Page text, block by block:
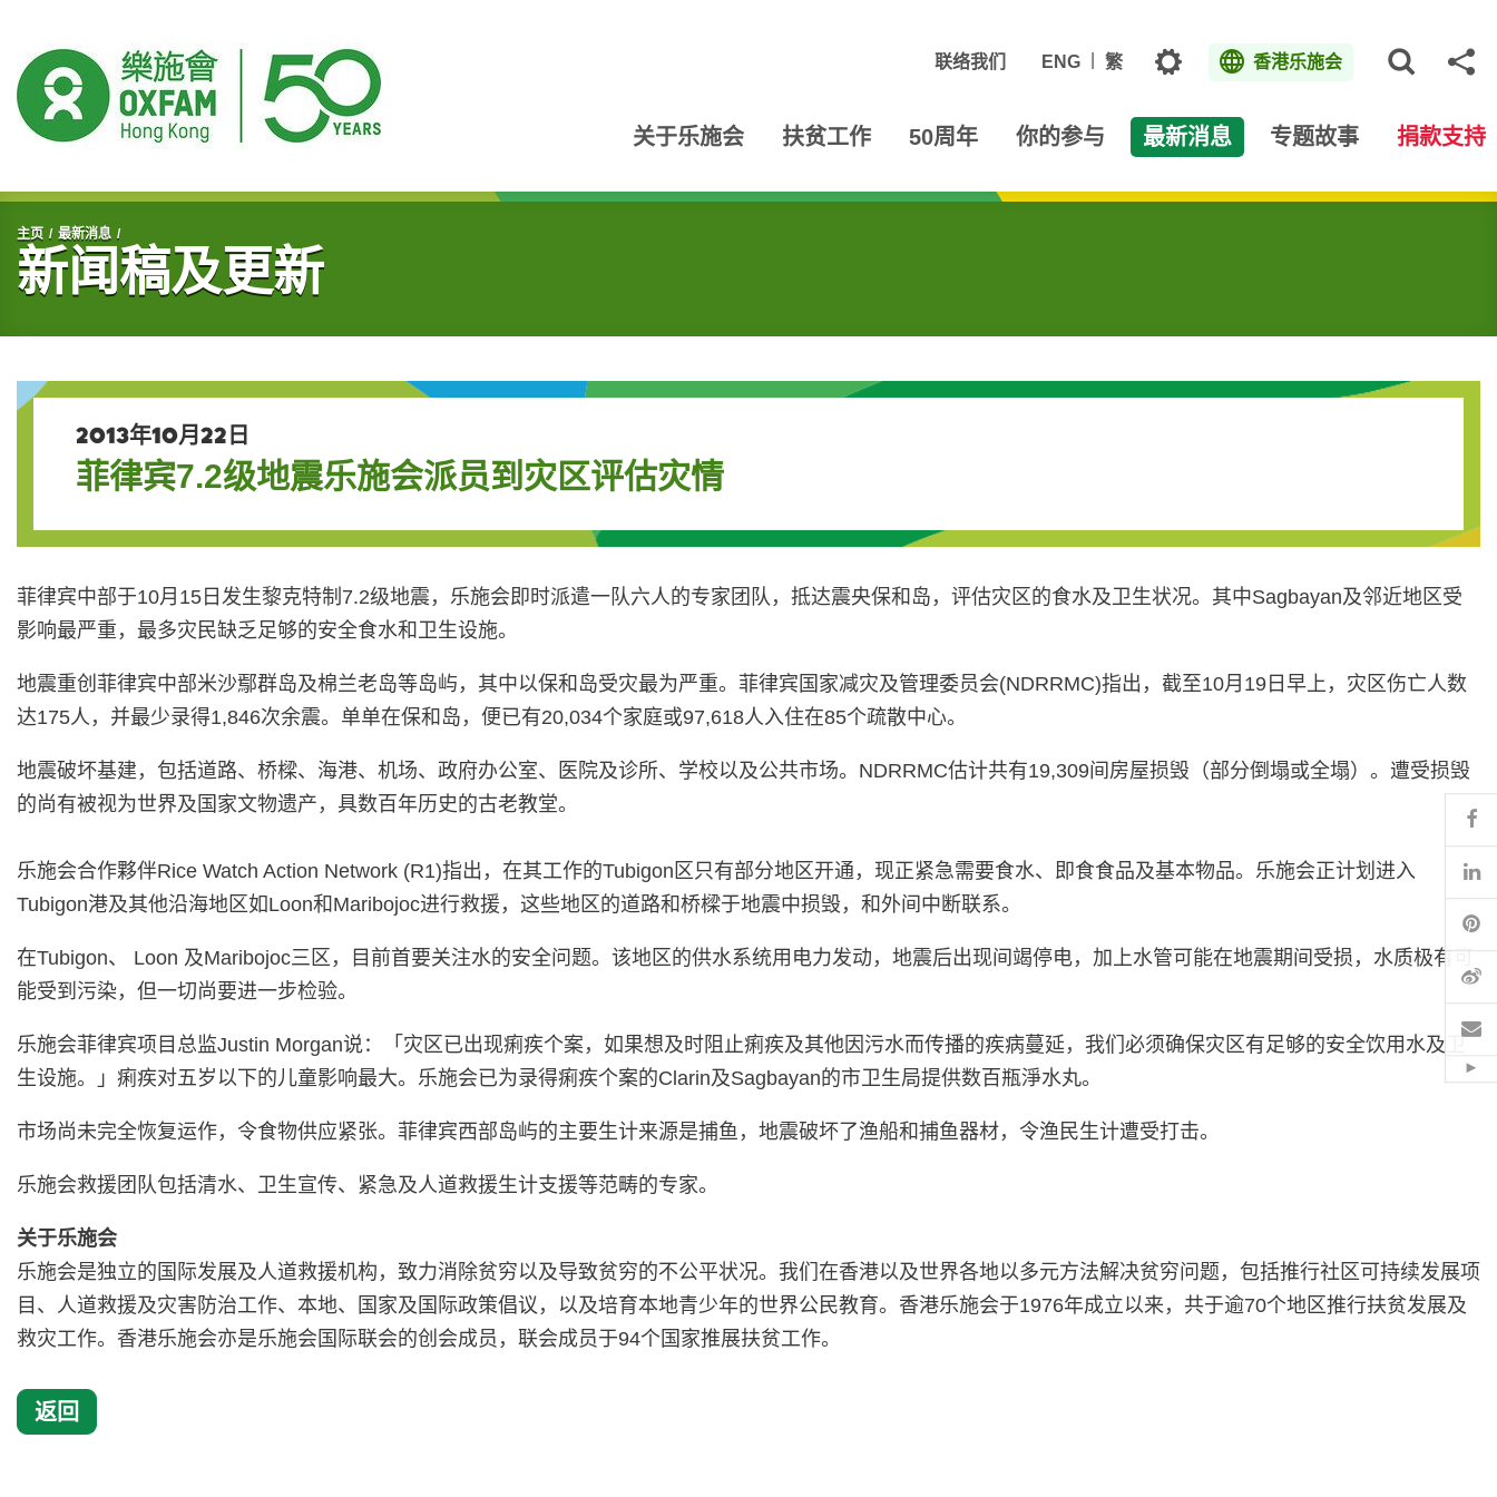
联络我们 ENG 繁 主题 香港乐施会
关于乐施会 扶贫工作 50周年 你的参与 最新消息 专题故事 捐款支持
开始主要内容
主页 最新消息
新闻稿及更新
2013年10月22日
菲律宾7.2级地震乐施会派员到灾区评估灾情
菲律宾中部于10月15日发生黎克特制7.2级地震，乐施会即时派遣一队六人的专家团队，抵达震央保和岛，评估灾区的食水及卫生状况。其中Sagbayan及邻近地区受
影响最严重，最多灾民缺乏足够的安全食水和卫生设施。
地震重创菲律宾中部米沙鄢群岛及棉兰老岛等岛屿，其中以保和岛受灾最为严重。菲律宾国家减灾及管理委员会(NDRRMC)指出，截至10月19日早上，灾区伤亡人数
达175人，并最少录得1,846次余震。单单在保和岛，便已有20,034个家庭或97,618人入住在85个疏散中心。
地震破坏基建，包括道路、桥樑、海港、机场、政府办公室、医院及诊所、学校以及公共市场。NDRRMC估计共有19,309间房屋损毁（部分倒塌或全塌）。遭受损毁
的尚有被视为世界及国家文物遗产，具数百年历史的古老教堂。
乐施会合作夥伴Rice Watch Action Network (R1)指出，在其工作的Tubigon区只有部分地区开通，现正紧急需要食水、即食食品及基本物品。乐施会正计划进入
Tubigon港及其他沿海地区如Loon和Maribojoc进行救援，这些地区的道路和桥樑于地震中损毁，和外间中断联系。
在Tubigon、 Loon 及Maribojoc三区，目前首要关注水的安全问题。该地区的供水系统用电力发动，地震后出现间竭停电，加上水管可能在地震期间受损，水质极有可
能受到污染，但一切尚要进一步检验。
乐施会菲律宾项目总监Justin Morgan说：「灾区已出现痢疾个案，如果想及时阻止痢疾及其他因污水而传播的疾病蔓延，我们必须确保灾区有足够的安全饮用水及卫
生设施。」痢疾对五岁以下的儿童影响最大。乐施会已为录得痢疾个案的Clarin及Sagbayan的市卫生局提供数百瓶淨水丸。
市场尚未完全恢复运作，令食物供应紧张。菲律宾西部岛屿的主要生计来源是捕鱼，地震破坏了渔船和捕鱼器材，令渔民生计遭受打击。
乐施会救援团队包括清水、卫生宣传、紧急及人道救援生计支援等范畴的专家。
关于乐施会
乐施会是独立的国际发展及人道救援机构，致力消除贫穷以及导致贫穷的不公平状况。我们在香港以及世界各地以多元方法解决贫穷问题，包括推行社区可持续发展项
目、人道救援及灾害防治工作、本地、国家及国际政策倡议，以及培育本地青少年的世界公民教育。香港乐施会于1976年成立以来，共于逾70个地区推行扶贫发展及
救灾工作。香港乐施会亦是乐施会国际联会的创会成员，联会成员于94个国家推展扶贫工作。
返回